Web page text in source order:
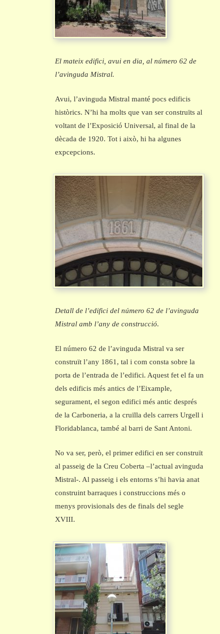
El mateix edifici, avui en dia, al número 62 de
l’avinguda Mistral.
Avui, l’avinguda Mistral manté pocs edificis
històrics. N’hi ha molts que van ser construïts al
voltant de l’Exposició Universal, al final de la
dècada de 1920. Tot i això, hi ha algunes
expcepcions.
Detall de l’edifici del número 62 de l’avinguda
Mistral amb l’any de construcció.
El número 62 de l’avinguda Mistral va ser
construït l’any 1861, tal i com consta sobre la
porta de l’entrada de l’edifici. Aquest fet el fa un
dels edificis més antics de l’Eixample,
segurament, el segon edifici més antic després
de la Carboneria, a la cruïlla dels carrers Urgell i
Floridablanca, també al barri de Sant Antoni.
No va ser, però, el primer edifici en ser construït
al passeig de la Creu Coberta –l’actual avinguda
Mistral-. Al passeig i els entorns s’hi havia anat
construint barraques i construccions més o
menys provisionals des de finals del segle
XVIII.